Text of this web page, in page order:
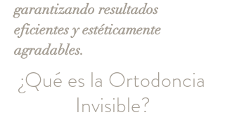
garantizando resultados
eficientes y estéticamente
agradables.
¿Qué es la Ortodoncia
Invisible?